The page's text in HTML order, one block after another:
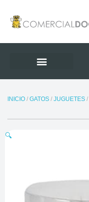
contenido
INICIO/ GATOS/ JUGUETES/
🔍